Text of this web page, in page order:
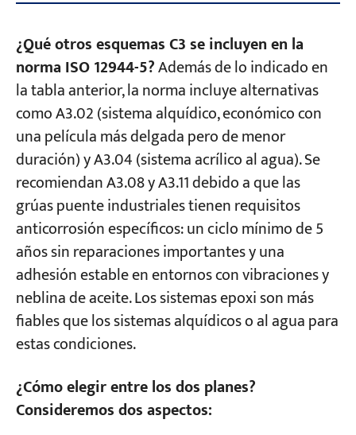
¿Qué otros esquemas C3 se incluyen en la
norma ISO 12944-5?Además de lo indicado en
la tabla anterior, la norma incluye alternativas
como A3.02 (sistema alquídico, económico con
una película más delgada pero de menor
duración) y A3.04 (sistema acrílico al agua). Se
recomiendan A3.08 y A3.11 debido a que las
grúas puente industriales tienen requisitos
anticorrosión específicos: un ciclo mínimo de 5
años sin reparaciones importantes y una
adhesión estable en entornos con vibraciones y
neblina de aceite. Los sistemas epoxi son más
fiables que los sistemas alquídicos o al agua para
estas condiciones.
¿Cómo elegir entre los dos planes?
Consideremos dos aspectos: